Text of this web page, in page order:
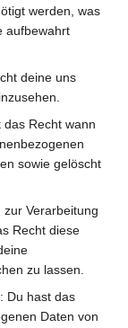
werden, was
aufbewahrt
deine uns
Recht wann
sowie gelöscht
Verarbeitung
Recht diese
zu lassen.
Du hast das
Daten von